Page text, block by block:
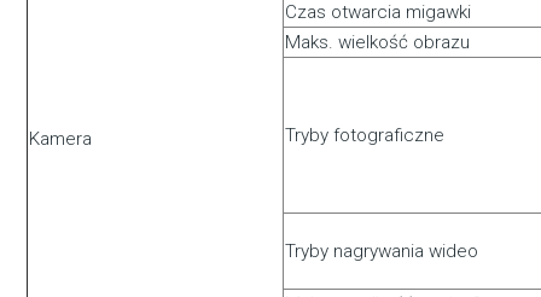
Kamera
Czas otwarcia migawki
Maks. wielkość obrazu
Tryby fotograficzne
Tryby nagrywania wideo